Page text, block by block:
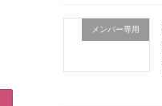
メンバー専用